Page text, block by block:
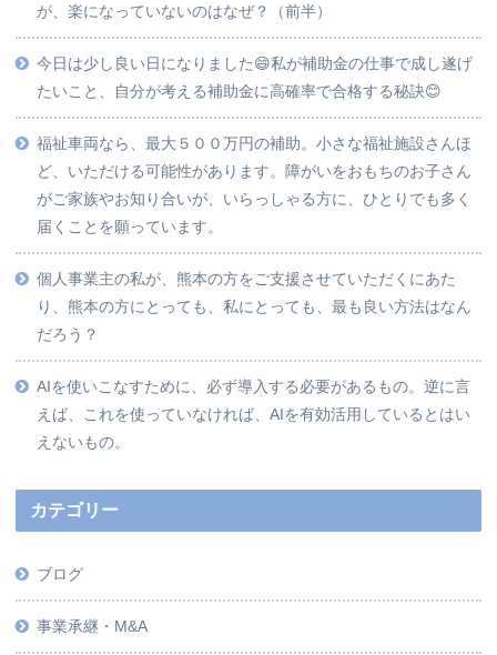
が、楽になっていないのはなぜ？（前半）
今日は少し良い日になりました😄私が補助金の仕事で成し遂げ
たいこと、自分が考える補助金に高確率で合格する秘訣😊
福祉車両なら、最大５００万円の補助。小さな福祉施設さんほ
ど、いただける可能性があります。障がいをおもちのお子さん
がご家族やお知り合いが、いらっしゃる方に、ひとりでも多く
届くことを願っています。
個人事業主の私が、熊本の方をご支援させていただくにあた
り、熊本の方にとっても、私にとっても、最も良い方法はなん
だろう？
AIを使いこなすために、必ず導入する必要があるもの。逆に言
えば、これを使っていなければ、AIを有効活用しているとはい
えないもの。
カテゴリー
ブログ
事業承継・M&A